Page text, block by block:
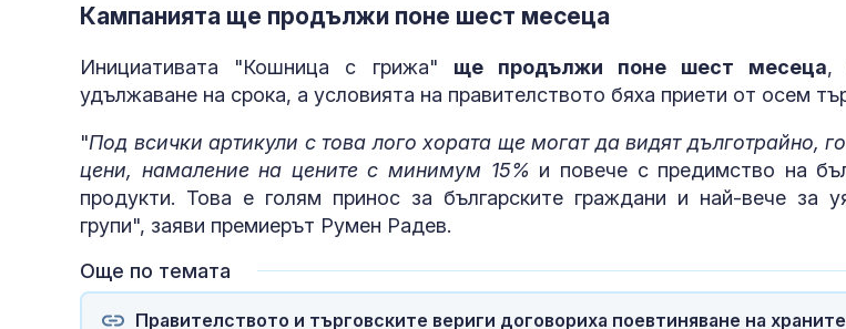
Кампанията ще продължи поне шест месеца
Инициативата "Кошница с грижа" ще продължи поне шест месеца,
удължаване на срока, а условията на правителството бяха приети от осем
"Под всички артикули с това лого хората ще могат да видят дълготрайно,
цени, намаление на цените с минимум 15% и повече с предимство на
продукти. Това е голям принос за българските граждани и най-вече за
групи", заяви премиерът Румен Радев.
Още по темата
Правителството и търговските вериги договориха поевтиняване на
позиционира като
дестинация за
космически услуги